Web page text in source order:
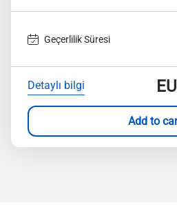
Geçerlilik Süresi
Detaylı bilgi
Add to